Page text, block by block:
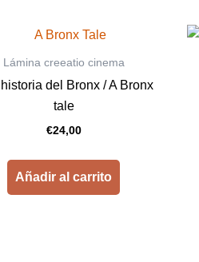
Lámina creeatio cinema
del Bronx / A Bronx
tale
€24,00
Añadir al carrito